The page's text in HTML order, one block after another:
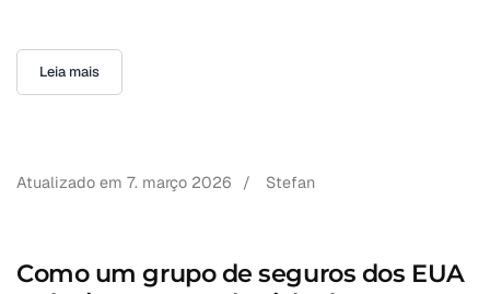
Leia mais
Atualizado em 7. março 2026 / Stefan
Como um grupo de seguros dos EUA